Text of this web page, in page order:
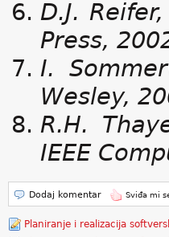
D.J.
Press,
I.
Wesley,
R.H.
IEEE
Dodaj komentar Sviđa mi
Planiranje i realizacija